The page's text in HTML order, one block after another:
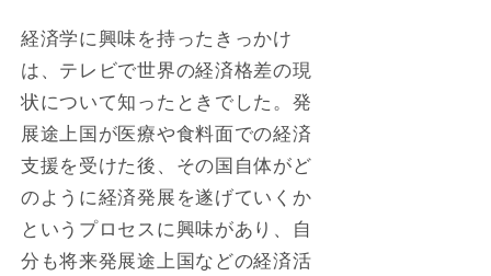
経済学に興味を持ったきっかけ
は、テレビで世界の経済格差の現
状について知ったときでした。発
展途上国が医療や食料面での経済
支援を受けた後、その国自体がど
のように経済発展を遂げていくか
というプロセスに興味があり、自
分も将来発展途上国などの経済活